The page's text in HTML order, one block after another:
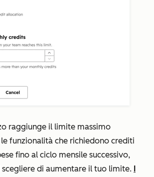
raggiunge il limite massimo
funzionalità che richiedono crediti
fino al ciclo mensile successivo,
di aumentare il tuo limite. I